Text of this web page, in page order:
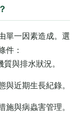
單一因素造成。選
件：
與排水狀況。
近期生長紀錄。
與病蟲害管理。